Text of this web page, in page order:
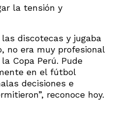
la tensión y
discotecas y jugaba
no era muy profesional
Copa Perú. Pude
en el fútbol
decisiones e
reconoce hoy.